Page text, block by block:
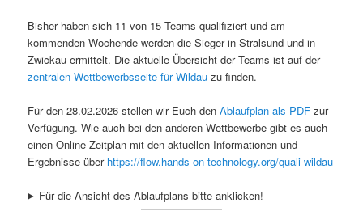
Bisher haben sich 11 von 15 Teams qualifiziert und am
kommenden Wochende werden die Sieger in Stralsund und in
Zwickau ermittelt. Die aktuelle Übersicht der Teams ist auf der
zentralen Wettbewerbsseite für Wildauzu finden.
Für den 28.02.2026 stellen wir Euch denAblaufplan als PDFzur
Verfügung. Wie auch bei den anderen Wettbewerbe gibt es auch
einen Online-Zeitplan mit den aktuellen Informationen und
Ergebnisse über https://flow.hands-on-technology.org/quali-wildau
Für die Ansicht des Ablaufplans bitte anklicken!